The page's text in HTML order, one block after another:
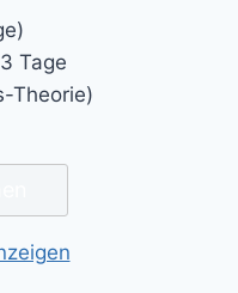
Tage
Theorie)